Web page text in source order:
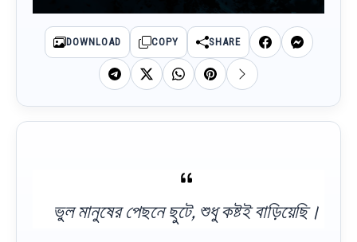
DOWNLOAD COPY SHARE
ভুল মানুষের পেছনে ছুটে, শুধু কষ্টই বাড়িয়েছি।